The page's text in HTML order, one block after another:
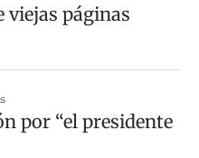
viejas páginas
por “el presidente